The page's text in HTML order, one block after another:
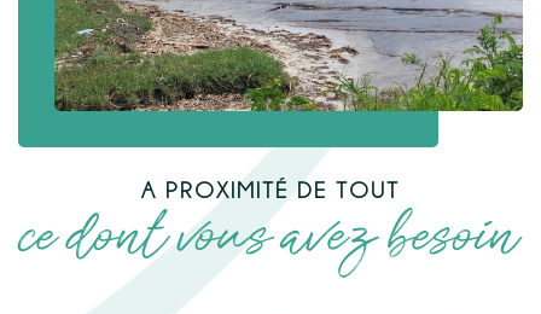
A PROXIMITÉ DE TOUT
ce dont vous avez besoin